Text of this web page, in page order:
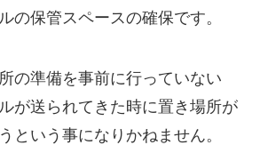
の保管スペースの確保です。
の準備を事前に行っていない
が送られてきた時に置き場所が
という事になりかねません。